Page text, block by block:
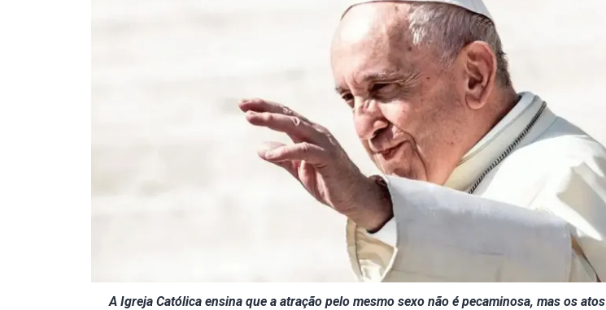
A Igreja Católica ensina que a atração pelo mesmo sexo não é pecaminosa, mas os atos